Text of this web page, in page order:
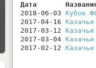
Дата
2018-06-03 Кубок
2017-04-16
2017-03-12
2017-03-04
2017-02-12